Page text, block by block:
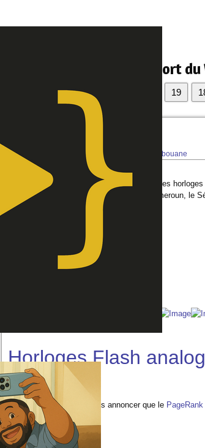
Voici les nouvelles du Support du
Pages: 19
Nouvelle écrite le 01/01/2009 à 10:21:50 ybouane
en ce beau jour de 1 janvier 2009, 7 nouvelles
L'Algérie, la Tunisie, la Côte d'ivoire, le Cameroun, le
Voici les horloges:
Horloges Flash
J'en profite aussi pour vous annoncer que le PageRank
merci